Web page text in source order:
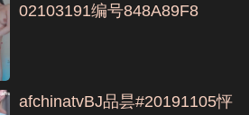
02103191编号848A89F8
afchinatvBJ品昙#20191105怦